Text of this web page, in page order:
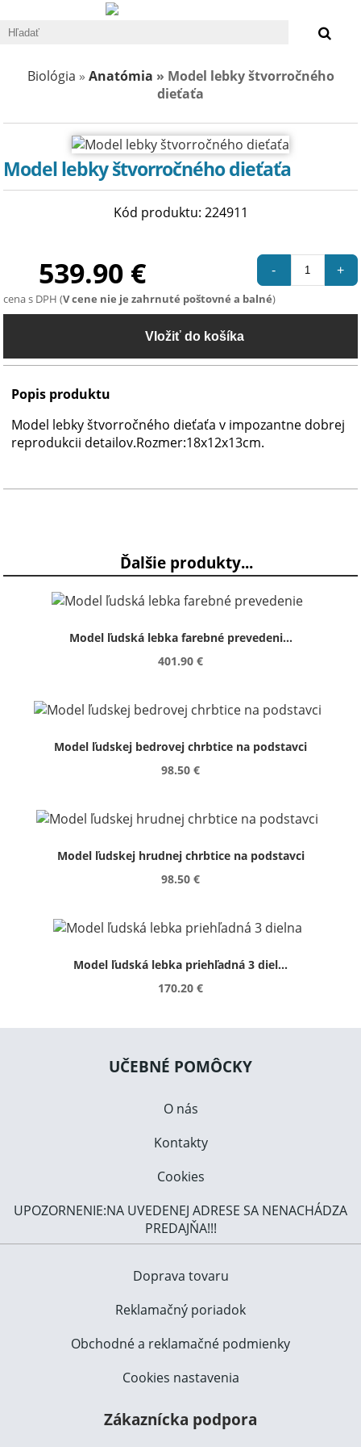
Biológia » Anatómia » Model lebky štvorročného
dieťaťa
Model lebky štvorročného dieťaťa
Kód produktu: 224911
539.90 € +
-
cena s DPH (V cene nie je zahrnuté poštovné a balné)
Popis produktu
Model lebky štvorročného dieťaťa v impozantne dobrej
reprodukcii detailov.Rozmer:18x12x13cm.
Ďalšie produkty...
Model ľudská lebka farebné prevedeni...
401.90 €
Model ľudskej bedrovej chrbtice na podstavci
98.50 €
Model ľudskej hrudnej chrbtice na podstavci
98.50 €
Model ľudská lebka priehľadná 3 diel...
170.20 €
UČEBNÉ POMÔCKY
O nás
Kontakty
Cookies
UPOZORNENIE:NA UVEDENEJ ADRESE SA NENACHÁDZA
PREDAJŇA!!!
Doprava tovaru
Reklamačný poriadok
Obchodné a reklamačné podmienky
Cookies nastavenia
Zákaznícka podpora